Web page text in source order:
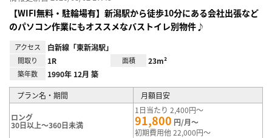
【WIFI無料・駐輪場有】新潟駅から徒歩10分にある会社出張など
のパソコン作業にもオススメなバストイレ別物件♪
アクセス 白新線「東新潟駅」
間取り 1R 面積 23m²
築年数 1990年 12月 築
プラン名・期間 月額目安
ロング
30日以上～360日未満
1日当たり 2,400円～
91,800 円/月～
初期費用他 22,000円～